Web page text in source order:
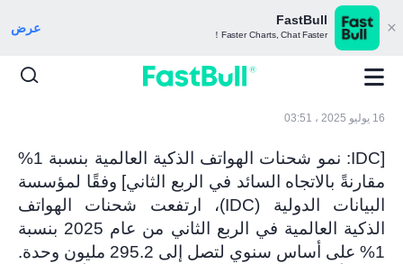
FastBull
Faster Charts, Chat Faster！ عرض
16 يوليو 2025 ، 03:51
[IDC: نمو شحنات الهواتف الذكية العالمية بنسبة 1%
مقارنةً بالاتجاه السائد في الربع الثاني] وفقًا لمؤسسة
البيانات الدولية (IDC)، ارتفعت شحنات الهواتف
الذكية العالمية في الربع الثاني من عام 2025 بنسبة
1% على أساس سنوي لتصل إلى 295.2 مليون وحدة.